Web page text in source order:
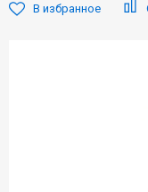
В избранное